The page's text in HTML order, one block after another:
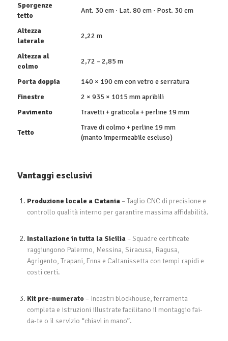
Sporgenze
tetto
Ant. 30 cm · Lat. 80 cm · Post. 30 cm
Altezza
laterale
2,22 m
Altezza al
colmo
2,72 – 2,85 m
Porta doppia
140 × 190 cm con vetro e serratura
Finestre
2 × 935 × 1015 mm apribili
Pavimento
Travetti + graticola + perline 19 mm
Tetto
Trave di colmo + perline 19 mm
(manto impermeabile escluso)
Vantaggi esclusivi
Produzione locale a Catania– Taglio CNC di precisione e
controllo qualità interno per garantire massima affidabilità.
Installazione in tutta la Sicilia– Squadre certificate
raggiungono Palermo, Messina, Siracusa, Ragusa,
Agrigento, Trapani, Enna e Caltanissetta con tempi rapidi e
costi certi.
Kit pre-numerato– Incastri blockhouse, ferramenta
completa e istruzioni illustrate facilitano il montaggio fai-
da-te o il servizio “chiavi in mano”.